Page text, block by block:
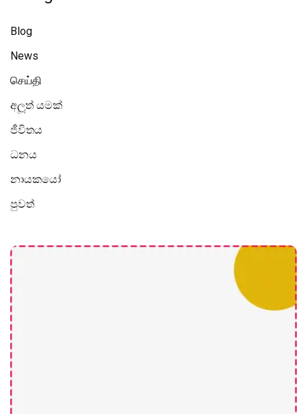
Blog
News
செய்தி
අලූත් යමක්
ජීවිතය
ධනය
නායකයෝ
පුවත්